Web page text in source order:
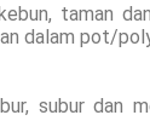
taman
dalam pot/
subur dan